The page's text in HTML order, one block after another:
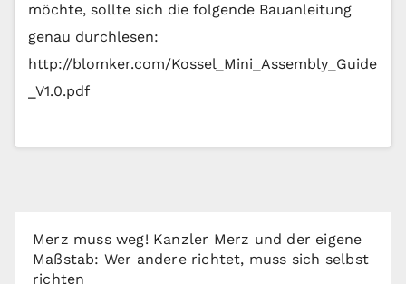
möchte, sollte sich die folgende Bauanleitung
genau durchlesen:
http://blomker.com/Kossel_Mini_Assembly_Guide
_V1.0.pdf
Merz muss weg! Kanzler Merz und der eigene
Maßstab: Wer andere richtet, muss sich selbst
richten